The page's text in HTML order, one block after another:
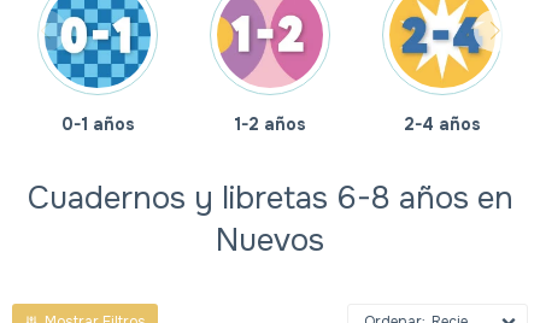
0-1 años 1-2 años 2-4 años
Cuadernos y libretas 6-8 años en
Nuevos